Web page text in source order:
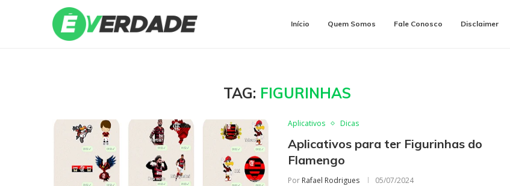
Início Quem Somos Fale Conosco Disclaimer
TAG: FIGURINHAS
Aplicativos Dicas
Aplicativos para ter Figurinhas do
Flamengo
Por Rafael Rodrigues 05/07/2024